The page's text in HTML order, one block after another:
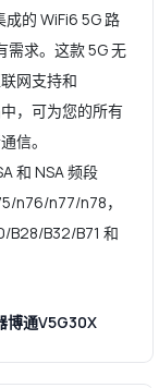
的 WiFi6 5G 路
需求。这款 5G 无
网支持和
，可为您的所有
信。
和 NSA 频段
n76/n77/n78，
B28/B32/B71 和
博通V5G30X